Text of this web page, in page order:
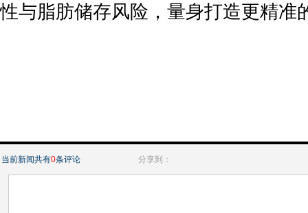
性与脂肪储存风险，量身打造更精准
当前新闻共有0条评论 分享到：